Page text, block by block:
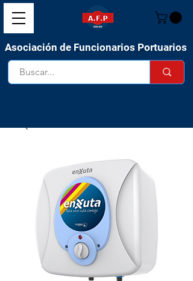
Asociación de Funcionarios Portuarios